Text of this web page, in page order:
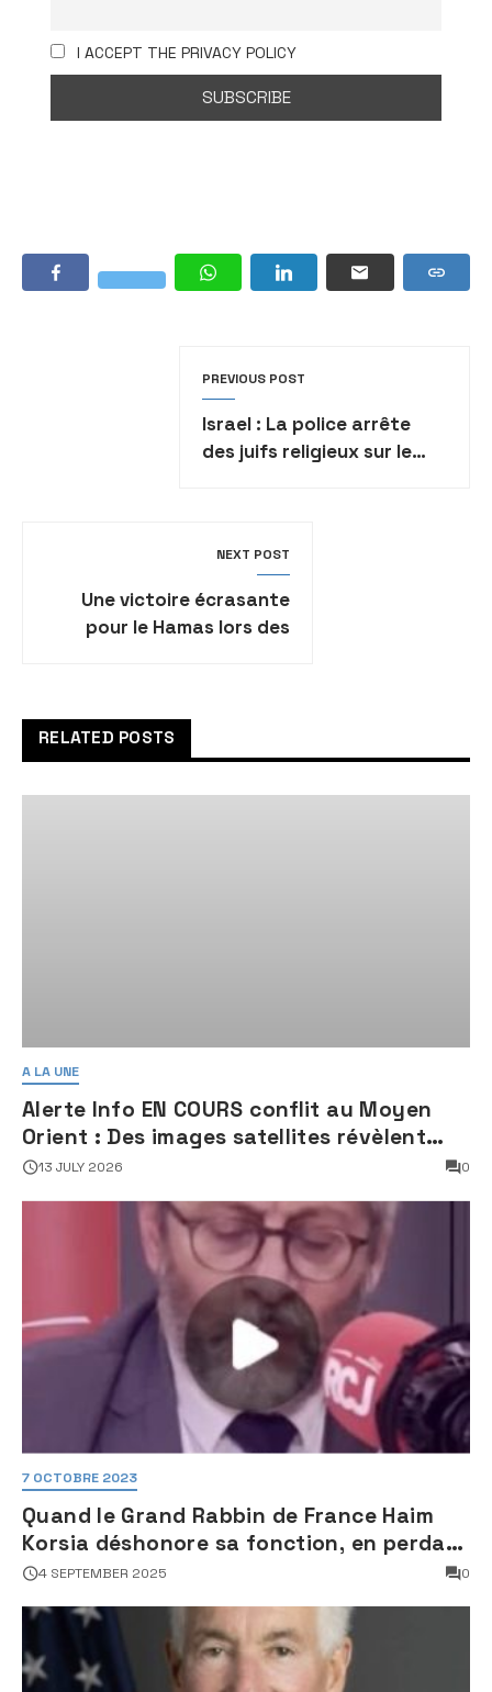
I ACCEPT THE PRIVACY POLICY
PREVIOUS POST
Israel : La police arrête
des juifs religieux sur le
NEXT POST
Une victoire écrasante
pour le Hamas lors des
RELATED POSTS
A LA UNE
Alerte Info EN COURS conflit au Moyen
Orient : Des images satellites révèlent
une activité jugée « inquiétante » sur
13 JULY 2026 0
7 OCTOBRE 2023
Quand le Grand Rabbin de France Haim
Korsia déshonore sa fonction, en perdant
son sang froid
4 SEPTEMBER 2025 0